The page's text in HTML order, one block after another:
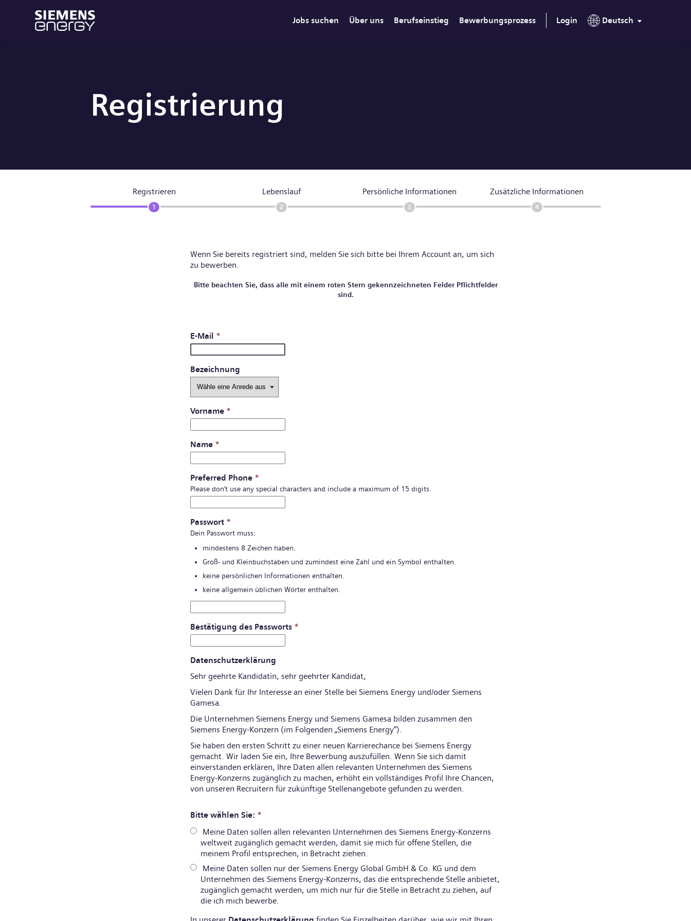
Jobs suchen Über uns Berufseinstieg Bewerbungsprozess Login Deutsch
Registrierung
Registrieren
1
Lebenslauf
2
Persönliche Informationen
3
Zusätzliche Informationen
4
Wenn Sie bereits registriert sind, melden Sie sich bitte bei Ihrem Account an, um sich
zu bewerben.
Bitte beachten Sie, dass alle mit einem roten Stern gekennzeichneten Felder Pflichtfelder
sind.
E-Mail *
Bezeichnung
Vorname *
Name *
Preferred Phone *
Please don’t use any special characters and include a maximum of 15 digits.
Passwort *
Dein Passwort muss:
mindestens 8 Zeichen haben.
Groß- und Kleinbuchstaben und zumindest eine Zahl und ein Symbol enthalten.
keine persönlichen Informationen enthalten.
keine allgemein üblichen Wörter enthalten.
Bestätigung des Passworts *
Datenschutzerklärung
Sehr geehrte Kandidatin, sehr geehrter Kandidat,
Vielen Dank für Ihr Interesse an einer Stelle bei Siemens Energy und/oder Siemens
Gamesa.
Die Unternehmen Siemens Energy und Siemens Gamesa bilden zusammen den
Siemens Energy-Konzern (im Folgenden „Siemens Energy“).
Sie haben den ersten Schritt zu einer neuen Karrierechance bei Siemens Energy
gemacht. Wir laden Sie ein, Ihre Bewerbung auszufüllen. Wenn Sie sich damit
einverstanden erklären, Ihre Daten allen relevanten Unternehmen des Siemens
Energy-Konzerns zugänglich zu machen, erhöht ein vollständiges Profil Ihre Chancen,
von unseren Recruitern für zukünftige Stellenangebote gefunden zu werden.
Bitte wählen Sie: *
Meine Daten sollen allen relevanten Unternehmen des Siemens Energy-Konzerns
weltweit zugänglich gemacht werden, damit sie mich für offene Stellen, die
meinem Profil entsprechen, in Betracht ziehen.
Meine Daten sollen nur der Siemens Energy Global GmbH & Co. KG und dem
Unternehmen des Siemens Energy-Konzerns, das die entsprechende Stelle anbietet,
zugänglich gemacht werden, um mich nur für die Stelle in Betracht zu ziehen, auf
die ich mich bewerbe.